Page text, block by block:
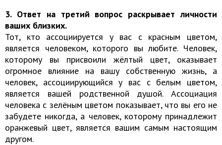
3. Ответ на третий вопрос раскрывает личности
ваших близких.
Тот, кто ассоциируется у вас с красным цветом,
является человеком, которого вы любите. Человек,
которому вы присвоили жёлтый цвет, оказывает
огромное влияние на вашу собственную жизнь, а
человек, ассоциирующийся у вас с белым цветом,
является вашей родственной душой. Ассоциация
человека с зелёным цветом показывает, что вы его не
забудете никогда, а человек, которому принадлежит
оранжевый цвет, является вашим самым настоящим
другом.